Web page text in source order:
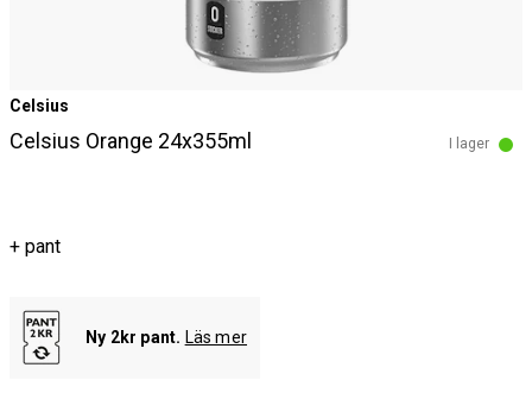
Celsius
Celsius Orange 24x355ml I lager
+ pant
Ny 2kr pant. Läs mer